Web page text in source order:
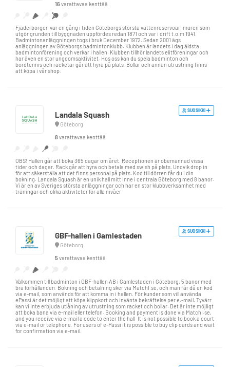
16varattavaa kenttää
Fjäderborgen var en gång i tiden Göteborgs största vattenreservoar, muren som
utgör grunden till byggnaden uppfördes redan 1871 och var i drift t.o.m 1941.
Badmintonanläggningen togs i bruk December 1972. Sedan 2001 ägs
anläggningen av Göteborgs badmintonklubb. Klubben är landets i dag äldsta
badmintonförening och verkar i hallen. Klubben tillhör landets elitföreningar och
har även en stor ungdomsaktivitet. Hos oss kan du spela badminton och
bordtennis och racketar går att hyra på plats. Bollar och annan utrustning finns
att köpa i vår shop.
Landala Squash
Göteborg
8varattavaa kenttää
SUOSIKKI
OBS! Hallen går att boka 365 dagar om året. Receptionen är obemannad vissa
tider och dagar. Rack går att hyra och betala med swish på plats. Undvik drop in
för att säkerställa att det finns personal på plats. Kod till dörren får du i din
bokning. Landala Squash är en unik hall mitt inne i centrala Göteborg med 8 banor.
Vi är en av Sveriges största anläggningar och har en stor klubbverksamhet med
träningar och olika aktiviteter för alla nivåer.
GBF-hallen i Gamlestaden
Göteborg
5varattavaa kenttää
SUOSIKKI
Välkommen till badminton i GBF-hallen AB i Gamlestaden i Göteborg, 5 banor med
bra förhållanden. Bokning och betalning sker via MatchI.se, och man får då en kod
via e-mail, som används för att komma in i hallen. För kunder som vill använda
ePassi är det möjligt att köpa klippkort och invänta bekräftelse per e.-mail. Tyvärr
kan vi inte erbjuda utlåning av utrustning som racket och bollar. Det är inte möjligt
att boka bana via e-mail eller telefon. Booking and payment is done via MatchI.se,
and you receive via e-mail a code to enter the hall. It is not possible to book a court
via e-mail or telephone. For users of e-Passi it is possible to buy clip cards and wait
for confirmation via e-mail.